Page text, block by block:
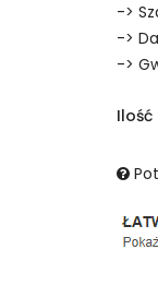
->
->
->
Ilość